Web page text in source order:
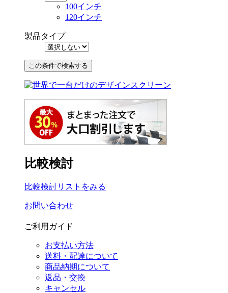
100インチ
120インチ
製品タイプ
比較検討
比較検討リストをみる
お問い合わせ
ご利用ガイド
お支払い方法
送料・配達について
商品納期について
返品・交換
キャンセル